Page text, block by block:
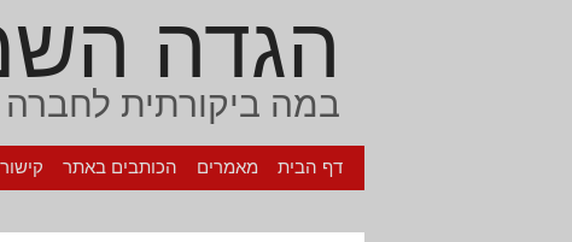
הגדה
במה ביקורתית לחברה
דף הבית מאמרים הכותבים באתר